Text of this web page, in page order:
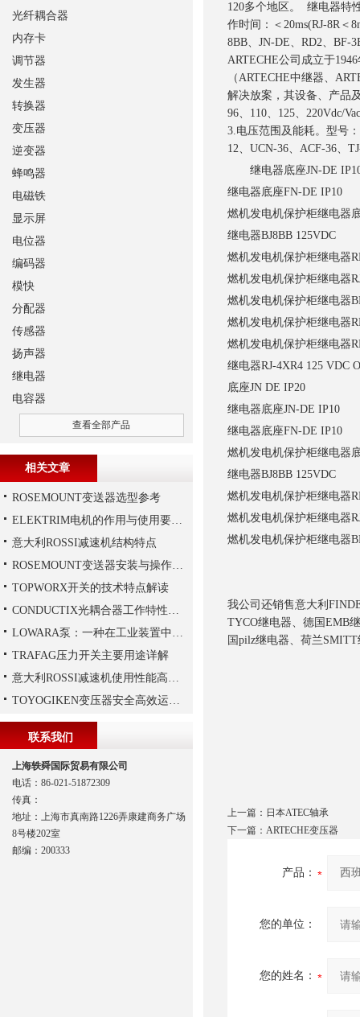
120多个地区。 继电器特
作时间：＜20ms(RJ-8R＜
8BB、JN-DE、RD2、BF-
ARTECHE公司成立于
（ARTECHE中继器、
解决放案，其设备、产品
96、110、125、220Vdc/
3.电压范围及能耗。型号
12、UCN-36、ACF-36、
继电器底座JN-DE
继电器底座FN-DE IP10
燃机发电机保护柜继电器
继电器BJ8BB 125VDC
燃机发电机保护柜继电器
燃机发电机保护柜继电器
燃机发电机保护柜继电器
燃机发电机保护柜继电器
燃机发电机保护柜继电器
继电器RJ-4XR4 125 VDC
底座JN DE IP20
继电器底座JN-DE IP10
继电器底座FN-DE IP10
燃机发电机保护柜继电器
继电器BJ8BB 125VDC
燃机发电机保护柜继电器
燃机发电机保护柜继电器
燃机发电机保护柜继电器
我公司还销售意大利
TYCO继电器、德国EMB
国pilz继电器、荷兰
上一篇： 日本ATEC轴承
下一篇： ARTECHE变压器
产品：
您的单位：
您的姓名：
光纤耦合器
内存卡
调节器
发生器
转换器
变压器
逆变器
蜂鸣器
电磁铁
显示屏
电位器
编码器
模快
分配器
传感器
扬声器
继电器
电容器
查看全部产品
相关文章
ROSEMOUNT变送器选型参考
ELEKTRIM电机的作用与使用要求讲解
意大利ROSSI减速机结构特点
ROSEMOUNT变送器安装与操作步骤
TOPWORX开关的技术特点解读
CONDUCTIX光耦合器工作特性讲解
LOWARA泵：一种在工业装置中广泛使用的泵
TRAFAG压力开关主要用途详解
意大利ROSSI减速机使用性能高、持久，运行平稳
TOYOGIKEN变压器安全高效运行指南：规范操作与长效维护
联系我们
上海轶舜国际贸易有限公司
电话：86-021-51872309
传真：
地址：上海市真南路1226弄康建商务广场
8号楼202室
邮编：200333